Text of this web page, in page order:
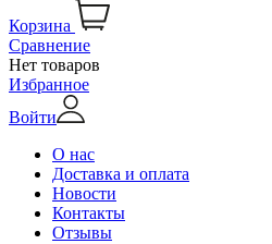
Корзина
Сравнение
Нет товаров
Избранное
Войти
О нас
Доставка и оплата
Новости
Контакты
Отзывы